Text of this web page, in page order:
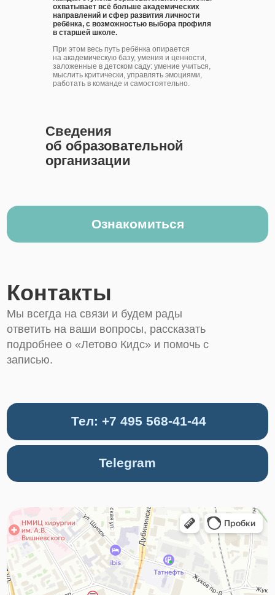
При этом весь путь ребёнка опирается
на академическую базу, умения и ценности,
заложенные в детском саду: умение учиться,
мыслить критически, управлять эмоциями,
работать в команде и самостоятельно.
охватывает всё больше академических
направлений и сфер развития личности
ребёнка, с возможностью выбора профиля
в старшей школе.
Сведения
об образовательной
организации
Telegram
Тел: +7 495 568-41-44
© letovo 2026
Сведения об образовательной
организации
Политика конфиденциальности